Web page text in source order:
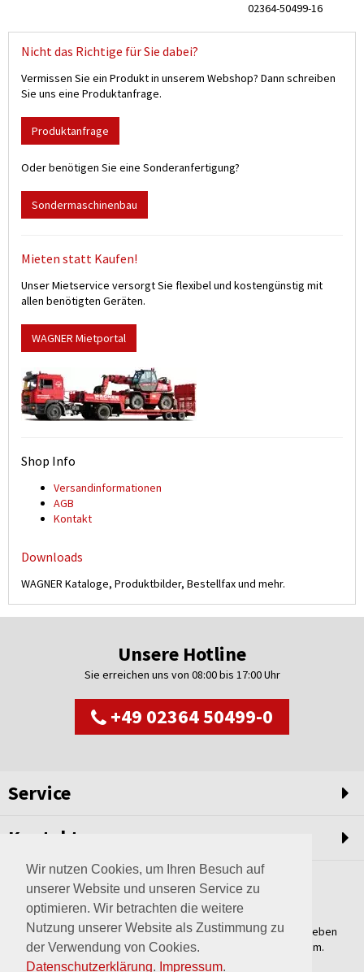
Wir nutzen Cookies, um Ihren Besuch auf
unserer Website und unseren Service zu
optimieren. Wir betrachten die weitere
Nutzung unserer Website als Zustimmung zu
der Verwendung von Cookies.
Datenschutzerklärung. Impressum.
praktische Fassauflagen.Diese können einfach
Halt des Fasses im Regal gegen verrutschen. Unsere Fassregale für 60-Liter
Fässer verfügen über kunststoffbeschichtete oder feuerverzinkte Gestelle und
Die Fassregale sind gemäßStawaRmit Übereinstimmungserklärung, für
entzündbare Flüssigkeiten der GHS-Kategorien 1-3 und
02364-50499-16
Nicht das Richtige für Sie dabei?
Vermissen Sie ein Produkt in unserem Webshop? Dann schreiben
Sie uns eine Produktanfrage.
Produktanfrage
Oder benötigen Sie eine Sonderanfertigung?
Sondermaschinenbau
Mieten statt Kaufen!
Unser Mietservice versorgt Sie flexibel und kostengünstig mit
allen benötigten Geräten.
WAGNER Mietportal
Shop Info
Versand­informationen
AGB
Kontakt
Downloads
WAGNER Kataloge, Produktbilder, Bestellfax und mehr.
Unsere Hotline
Sie erreichen uns von 08:00 bis 17:00 Uhr
+49 02364 50499-0
Service
Kontakt
Weltweit setzen wir unsere Erfahrungswerte und unser Streben
nach innovativen Lösungen in unvergleichliche Anlagen um.
Erfahren Sie mehr über uns.